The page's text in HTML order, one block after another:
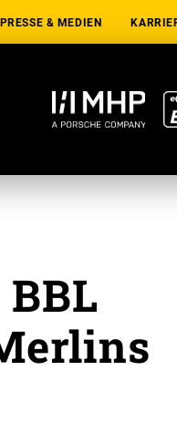
PRESSE & MEDIEN